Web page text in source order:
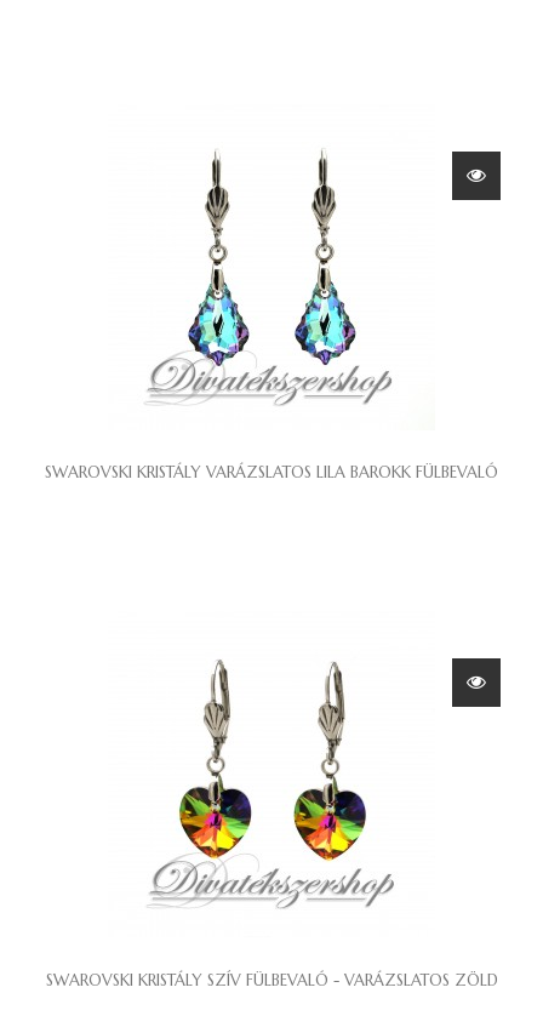
SWAROVSKI KRISTÁLY VARÁZSLATOS LILA BAROKK FÜLBEVALÓ
SWAROVSKI KRISTÁLY SZÍV FÜLBEVALÓ - VARÁZSLATOS ZÖLD